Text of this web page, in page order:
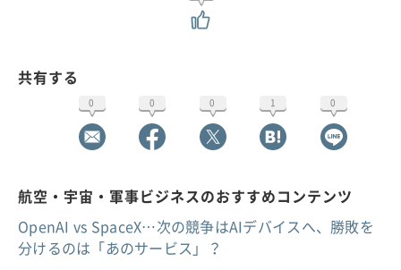
共有する
0 0 0 1 0
航空・宇宙・軍事ビジネスのおすすめコンテンツ
OpenAI vs SpaceX…次の競争はAIデバイスへ、勝敗を
分けるのは「あのサービス」？